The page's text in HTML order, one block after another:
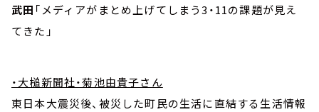
武田 「メディアがまとめ上げてしまう3・11の課題が見え
てきた」
・大槌新聞社・菊池由貴子さん
東日本大震災後、被災した町民の生活に直結する生活情報